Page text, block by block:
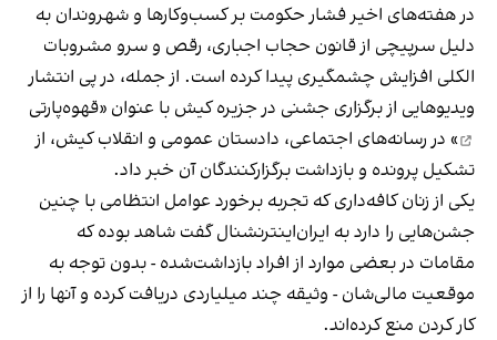
در هفته‌های اخیر فشار حکومت بر کسب‌وکارها و شهروندان به
دلیل سرپیچی از قانون حجاب اجباری، رقص و سرو مشروبات
الکلی افزایش چشمگیری پیدا کرده است. از جمله، در پی انتشار
ویدیوهایی از برگزاری جشنی در جزیره کیش با عنوان «قهوه‌پارتی
» در رسانه‌های اجتماعی، دادستان عمومی و انقلاب کیش، از
تشکیل پرونده و بازداشت برگزارکنندگان آن خبر داد.
یکی از زنان کافه‌داری که تجربه برخورد عوامل انتظامی با چنین
جشن‌هایی را دارد به ایران‌اینترنشنال گفت شاهد بوده که
مقامات در بعضی موارد از افراد بازداشت‌‌شده - بدون توجه به
موقعیت مالی‌شان - وثیقه چند میلیاردی دریافت کرده و آنها را از
کار کردن منع کرده‌اند.